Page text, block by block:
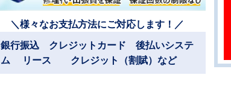
＼様々なお支払方法にご対応します！／
銀行振込 クレジットカード 後払いシステ
ム リース クレジット（割賦）など